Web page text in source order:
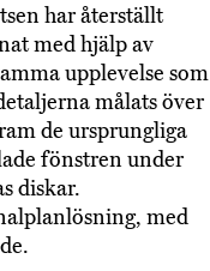
har återställt
med hjälp av
upplevelse som
målats över
de ursprungliga
fönstren under
diskar.
med